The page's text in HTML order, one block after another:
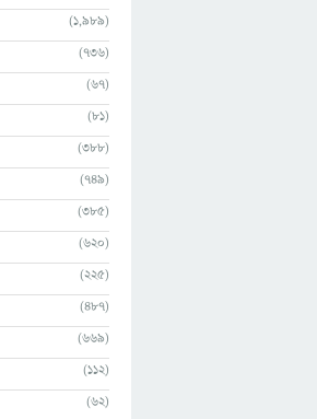
(1,989)
(736)
(67)
(81)
(388)
(749)
(385)
(620)
(225)
(487)
(669)
(112)
(62)